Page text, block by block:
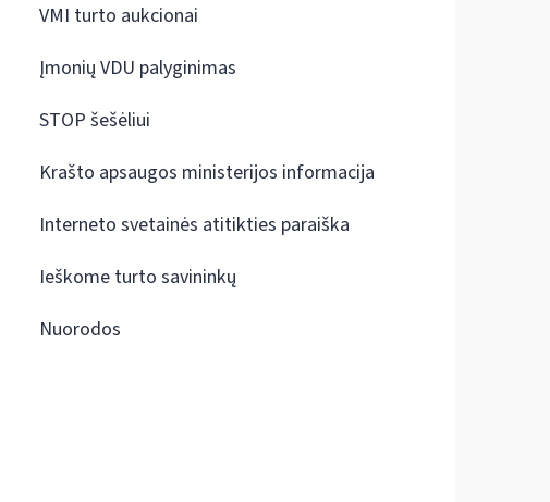
VMI turto aukcionai
Įmonių VDU palyginimas
STOP šešėliui
Krašto apsaugos ministerijos informacija
Interneto svetainės atitikties paraiška
Ieškome turto savininkų
Nuorodos